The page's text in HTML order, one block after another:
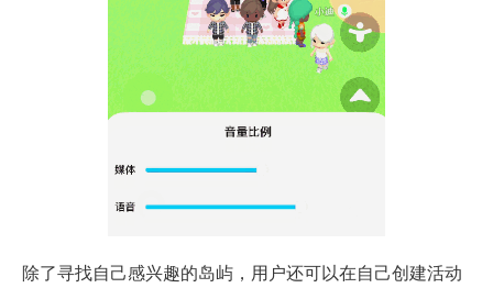
除了寻找自己感兴趣的岛屿，用户还可以在自己创建活动